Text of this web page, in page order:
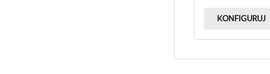
KONFIGURUJ